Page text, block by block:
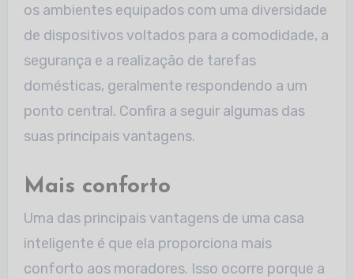
os ambientes equipados com uma diversidade
de dispositivos voltados para a comodidade, a
segurança e a realização de tarefas
domésticas, geralmente respondendo a um
ponto central. Confira a seguir algumas das
suas principais vantagens.
Mais conforto
Uma das principais vantagens de uma casa
inteligente é que ela proporciona mais
conforto aos moradores. Isso ocorre porque a